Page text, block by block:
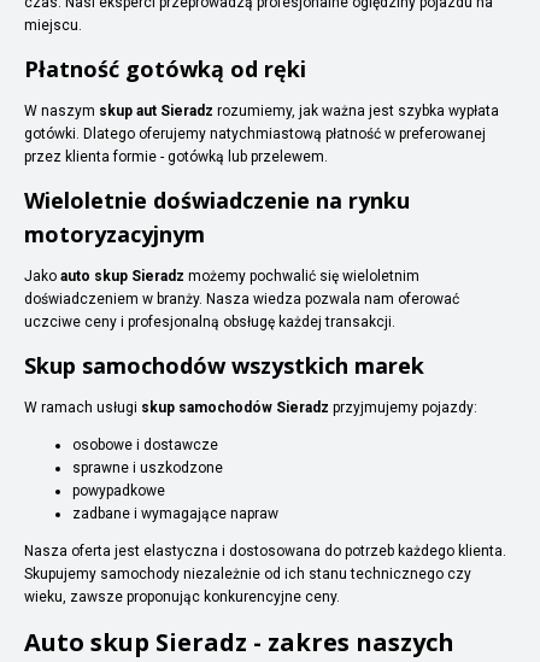
miejscu.
Płatność gotówką od ręki
W naszym skup aut Sieradz rozumiemy, jak ważna jest szybka wypłata
gotówki. Dlatego oferujemy natychmiastową płatność w preferowanej
przez klienta formie - gotówką lub przelewem.
Wieloletnie doświadczenie na rynku
motoryzacyjnym
Jako auto skup Sieradz możemy pochwalić się wieloletnim
doświadczeniem w branży. Nasza wiedza pozwala nam oferować
uczciwe ceny i profesjonalną obsługę każdej transakcji.
Skup samochodów wszystkich marek
W ramach usługi skup samochodów Sieradz przyjmujemy pojazdy:
osobowe i dostawcze
sprawne i uszkodzone
powypadkowe
zadbane i wymagające napraw
Nasza oferta jest elastyczna i dostosowana do potrzeb każdego klienta.
Skupujemy samochody niezależnie od ich stanu technicznego czy
wieku, zawsze proponując konkurencyjne ceny.
Auto skup Sieradz - zakres naszych